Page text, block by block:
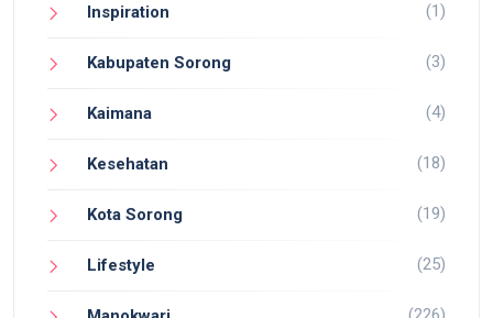
Inspiration (1)
Kabupaten Sorong (3)
Kaimana (4)
Kesehatan (18)
Kota Sorong (19)
Lifestyle (25)